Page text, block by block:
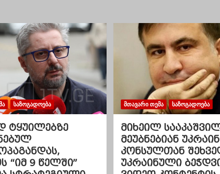
ᲡᲐᲖᲝᲒᲐᲓᲝᲔᲑᲐ
ტყუილებზე
“იმ 9 წელში”
ᲛᲗᲐᲕᲐᲠᲘ ᲗᲔᲛᲐ ᲡᲐᲖᲝᲒᲐᲓᲝᲔᲑᲐ
მიხეილ
მეუბნებიან
კონსულთან
უკრაინული